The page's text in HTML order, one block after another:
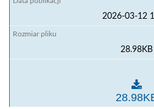
2026-03-12
28.98KB
Wykaz punktów kontroli